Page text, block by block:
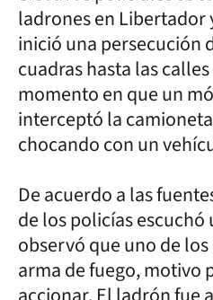
ladrones en Libertador
inició una persecución
cuadras hasta las
momento en que un
interceptó la
chocando con un
De acuerdo a las
de los policías
observó que uno de
arma de fuego, motivo